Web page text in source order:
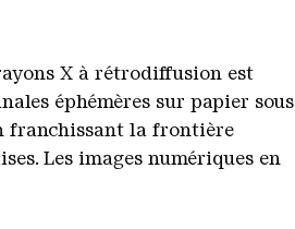
X à rétrodiffusion est
éphémères sur papier sous
franchissant la frontière
Les images numériques en